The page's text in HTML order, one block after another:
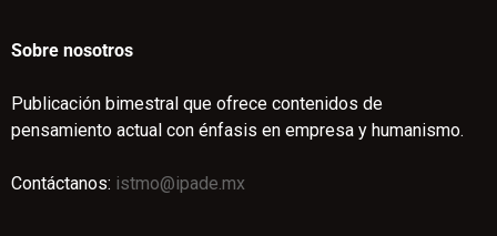
Sobre nosotros
Publicación bimestral que ofrece contenidos de
pensamiento actual con énfasis en empresa y humanismo.
Contáctanos: istmo@ipade.mx